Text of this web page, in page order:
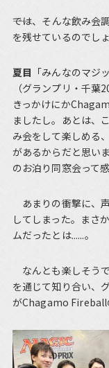
――では、そんな飲み
を残せているのでしょ
夏目 「みんなのマジ
（グランプリ・千
きっかけにか
ましたし。あとは、
み会をして楽しめる
があるからだと思い
のお泊り同窓会って
あまりの衝撃に、
してしまった。まさ
ムだったとは......。
なんとも楽しそう
を通じて知り合い、
がChagamo Fireball